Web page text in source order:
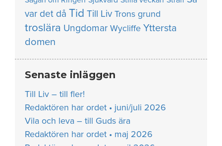
var det då Tid Till Liv Trons grund
troslära Ungdomar Wycliffe Yttersta
domen
Senaste inläggen
Till Liv – till fler!
Redaktören har ordet • juni/juli 2026
Vila och leva – till Guds ära
Redaktören har ordet • maj 2026